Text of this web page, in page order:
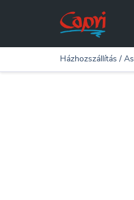
Házhozszállítás /